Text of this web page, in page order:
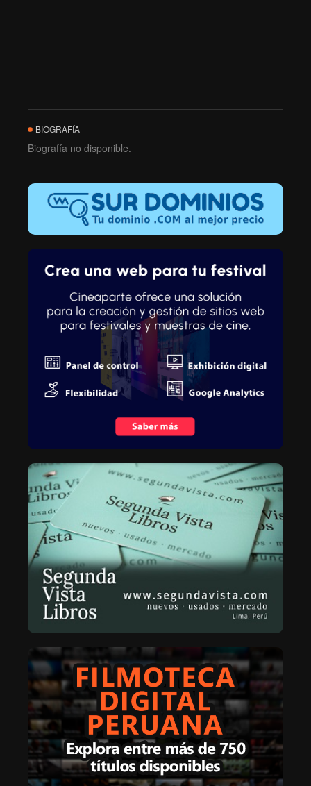
BIOGRAFÍA
Biografía no disponible.